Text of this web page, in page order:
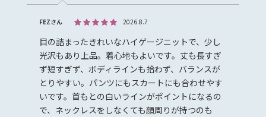
FEZさん 2026.8.7
目の詰まったきれいなハイゲージニットで、少し
光沢もあり上品。着心地もよいです。丈も長すぎ
ず短すぎず、ボディラインも拾わず、バランスが
とりやすい。パンツにもスカートにも合わせやす
いです。首もとの白いラインがポイントになるの
で、ネックレスをしなくても顔周りが持つのも